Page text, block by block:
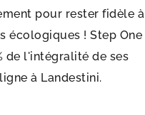
pour rester fidèle à
écologiques ! Step One
de l'intégralité de ses
à Landestini.